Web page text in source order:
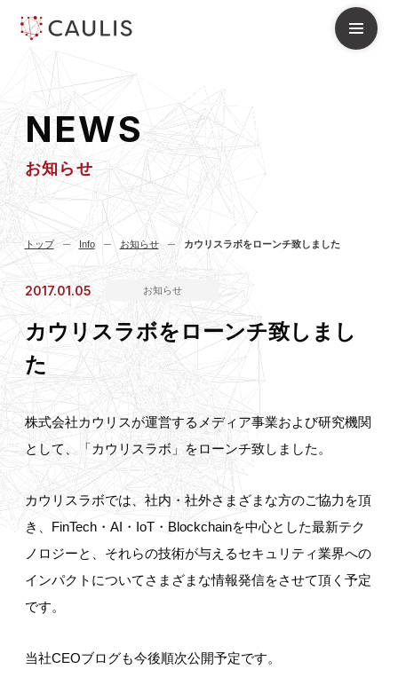
NEWS
お知らせ
トップ Info お知らせ カウリスラボをローンチ致しました
2017.01.05 お知らせ
カウリスラボをローンチ致しまし
た
株式会社カウリスが運営するメディア事業および研究機関
として、「カウリスラボ」をローンチ致しました。
カウリスラボでは、社内・社外さまざまな方のご協力を頂
き、FinTech・AI・IoT・Blockchainを中心とした最新テク
ノロジーと、それらの技術が与えるセキュリティ業界への
インパクトについてさまざまな情報発信をさせて頂く予定
です。
当社CEOブログも今後順次公開予定です。